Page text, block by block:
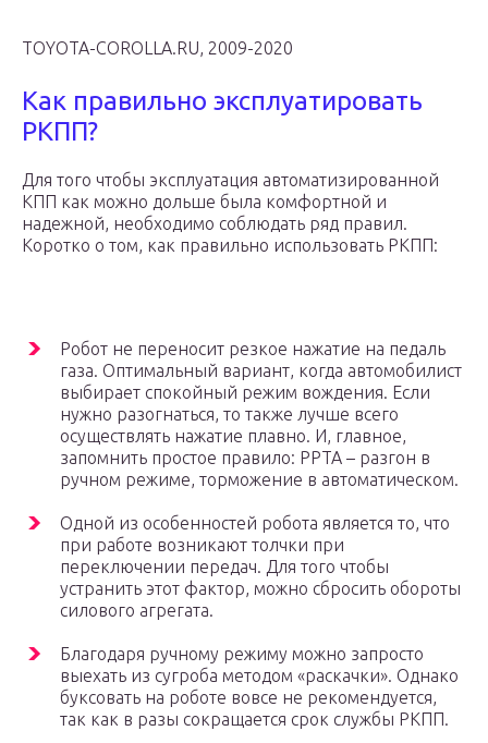
TOYOTA-COROLLA.RU, 2009-2020
Как правильно эксплуатировать
РКПП?
Для того чтобы эксплуатация автоматизированной
КПП как можно дольше была комфортной и
надежной, необходимо соблюдать ряд правил.
Коротко о том, как правильно использовать РКПП:
Робот не переносит резкое нажатие на педаль
газа. Оптимальный вариант, когда автомобилист
выбирает спокойный режим вождения. Если
нужно разогнаться, то также лучше всего
осуществлять нажатие плавно. И, главное,
запомнить простое правило: РРТА – разгон в
ручном режиме, торможение в автоматическом.
Одной из особенностей робота является то, что
при работе возникают толчки при
переключении передач. Для того чтобы
устранить этот фактор, можно сбросить обороты
силового агрегата.
Благодаря ручному режиму можно запросто
выехать из сугроба методом «раскачки». Однако
буксовать на роботе вовсе не рекомендуется,
так как в разы сокращается срок службы РКПП.